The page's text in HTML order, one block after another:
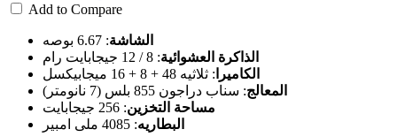
Add to Compare
الشاشة: 6.67 بوصه
الذاكرة العشوائية: 8 / 12 جيجابايت رام
الكاميرا : ثلاثيه 48 + 8 + 16 ميجابيكسل
المعالج: سناب دراجون 855 بلس (7 نانومتر)
مساحة التخزين: 256 جيجابايت
البطاريه: 4085 ملى امبير